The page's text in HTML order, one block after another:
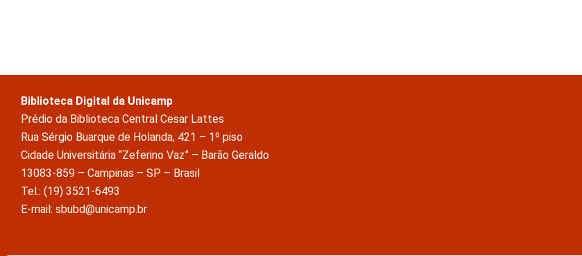
Biblioteca Digital da Unicamp
Prédio da Biblioteca Central Cesar Lattes
Rua Sérgio Buarque de Holanda, 421 – 1º piso
Cidade Universitária “Zeferino Vaz” – Barão Geraldo
13083-859 – Campinas – SP – Brasil
Tel.: (19) 3521-6493
E-mail: sbubd@unicamp.br